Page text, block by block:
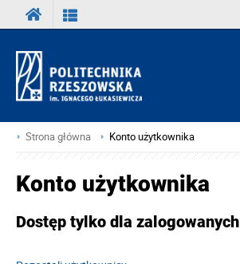
Strona główna Konto użytkownika
Konto użytkownika
Dostęp tylko dla zalogowanych